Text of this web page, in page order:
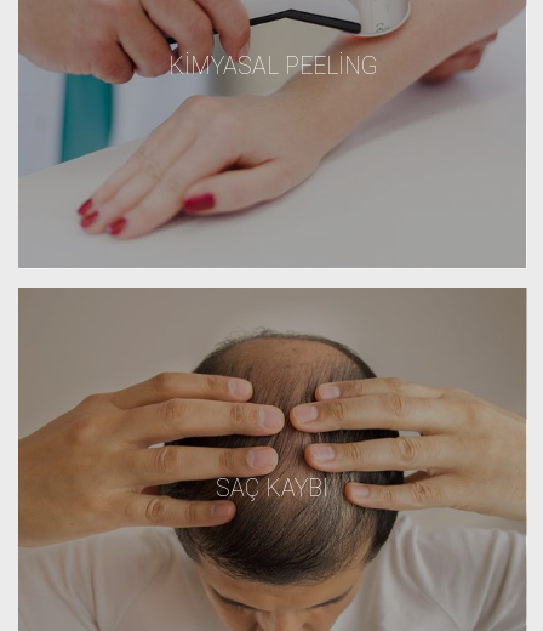
KIMYASAL PEELING
SAÇ KAYBI